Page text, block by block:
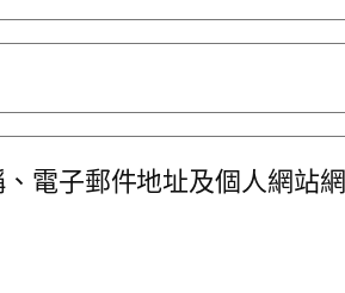
電子郵件地址及個人網站